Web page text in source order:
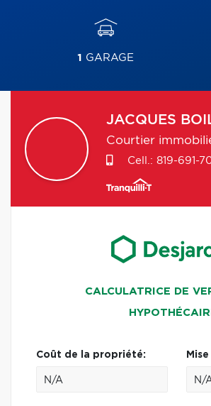
1 GARAGE
JACQUES
Courtier
Cell.: 819-691-
CALCULATRICE DE
Coût de la propriété: